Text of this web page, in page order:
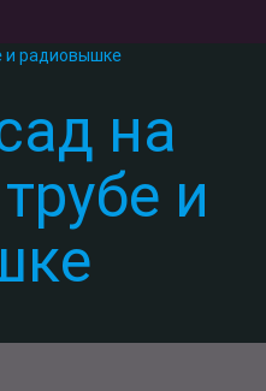
на
и